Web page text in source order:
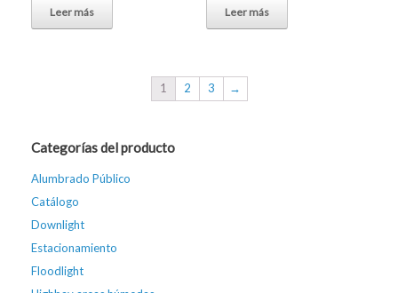
Leer más Leer más
1 2 3 →
Categorías del producto
Alumbrado Público
Catálogo
Downlight
Estacionamiento
Floodlight